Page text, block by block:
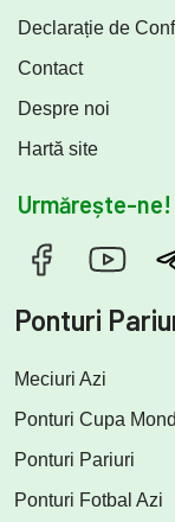
Declarație de
Contact
Despre noi
Hartă site
Urmărește-ne!
Ponturi
Meciuri Azi
Ponturi Cupa
Ponturi Pariuri
Ponturi Fotbal Azi